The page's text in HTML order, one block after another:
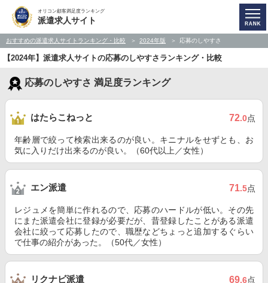
オリコン顧客満足度ランキング
派遣求人サイト
おすすめの派遣求人サイトランキング・比較 2024年版 応募のしやすさ
【2024年】派遣求人サイトの応募のしやすさランキング・比較
応募のしやすさ 満足度ランキング
はたらこねっと 72.0点
年齢層で絞って検索出来るのが良い。キニナルをせずとも、お
気に入りだけ出来るのが良い。（60代以上／女性）
エン派遣 71.5点
レジュメを簡単に作れるので、応募のハードルが低い。その先
にまた派遣会社に登録が必要だが、昔登録したことがある派遣
会社に絞って応募したので、職歴などちょっと追加するぐらい
で仕事の紹介があった。（50代／女性）
リクナビ派遣 69.6点